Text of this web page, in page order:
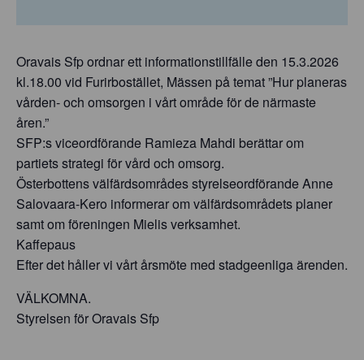
Oravais Sfp ordnar ett informationstillfälle den 15.3.2026
kl.18.00 vid Furirbostället, Mässen på temat ”Hur planeras
vården- och omsorgen i vårt område för de närmaste
åren.”
SFP:s viceordförande Ramieza Mahdi berättar om
partiets strategi för vård och omsorg.
Österbottens välfärdsområdes styrelseordförande Anne
Salovaara-Kero informerar om välfärdsområdets planer
samt om föreningen Mielis verksamhet.
Kaffepaus
Efter det håller vi vårt årsmöte med stadgeenliga ärenden.
VÄLKOMNA.
Styrelsen för Oravais Sfp